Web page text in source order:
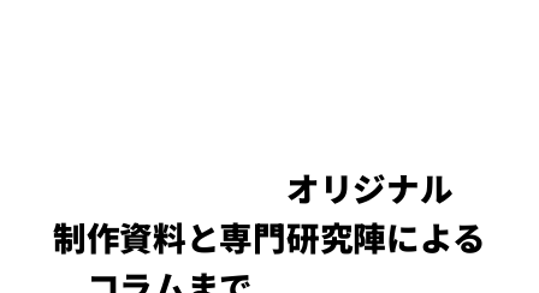
オリジナル
制作資料と専門研究陣による